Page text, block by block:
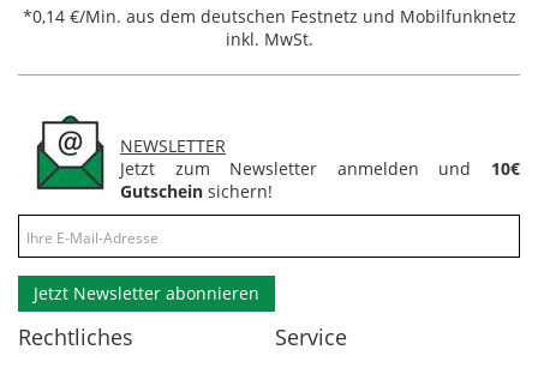
*0,14 €/Min. aus dem deutschen Festnetz und Mobilfunknetz
inkl. MwSt.
NEWSLETTER
Jetzt zum Newsletter anmelden und 10€
Gutschein sichern!
Jetzt Newsletter abonnieren
Rechtliches Service